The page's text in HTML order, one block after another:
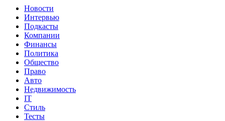
Новости
Интервью
Подкасты
Компании
Финансы
Политика
Общество
Право
Авто
Недвижимость
IT
Стиль
Тесты